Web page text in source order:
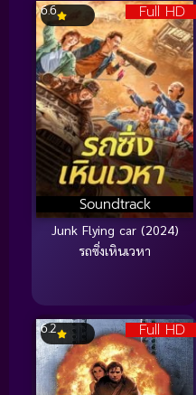
Full HD
Soundtrack
6.6
Junk Flying car (2024)
รถซิ่งเหินเวหา
Full HD
6.2